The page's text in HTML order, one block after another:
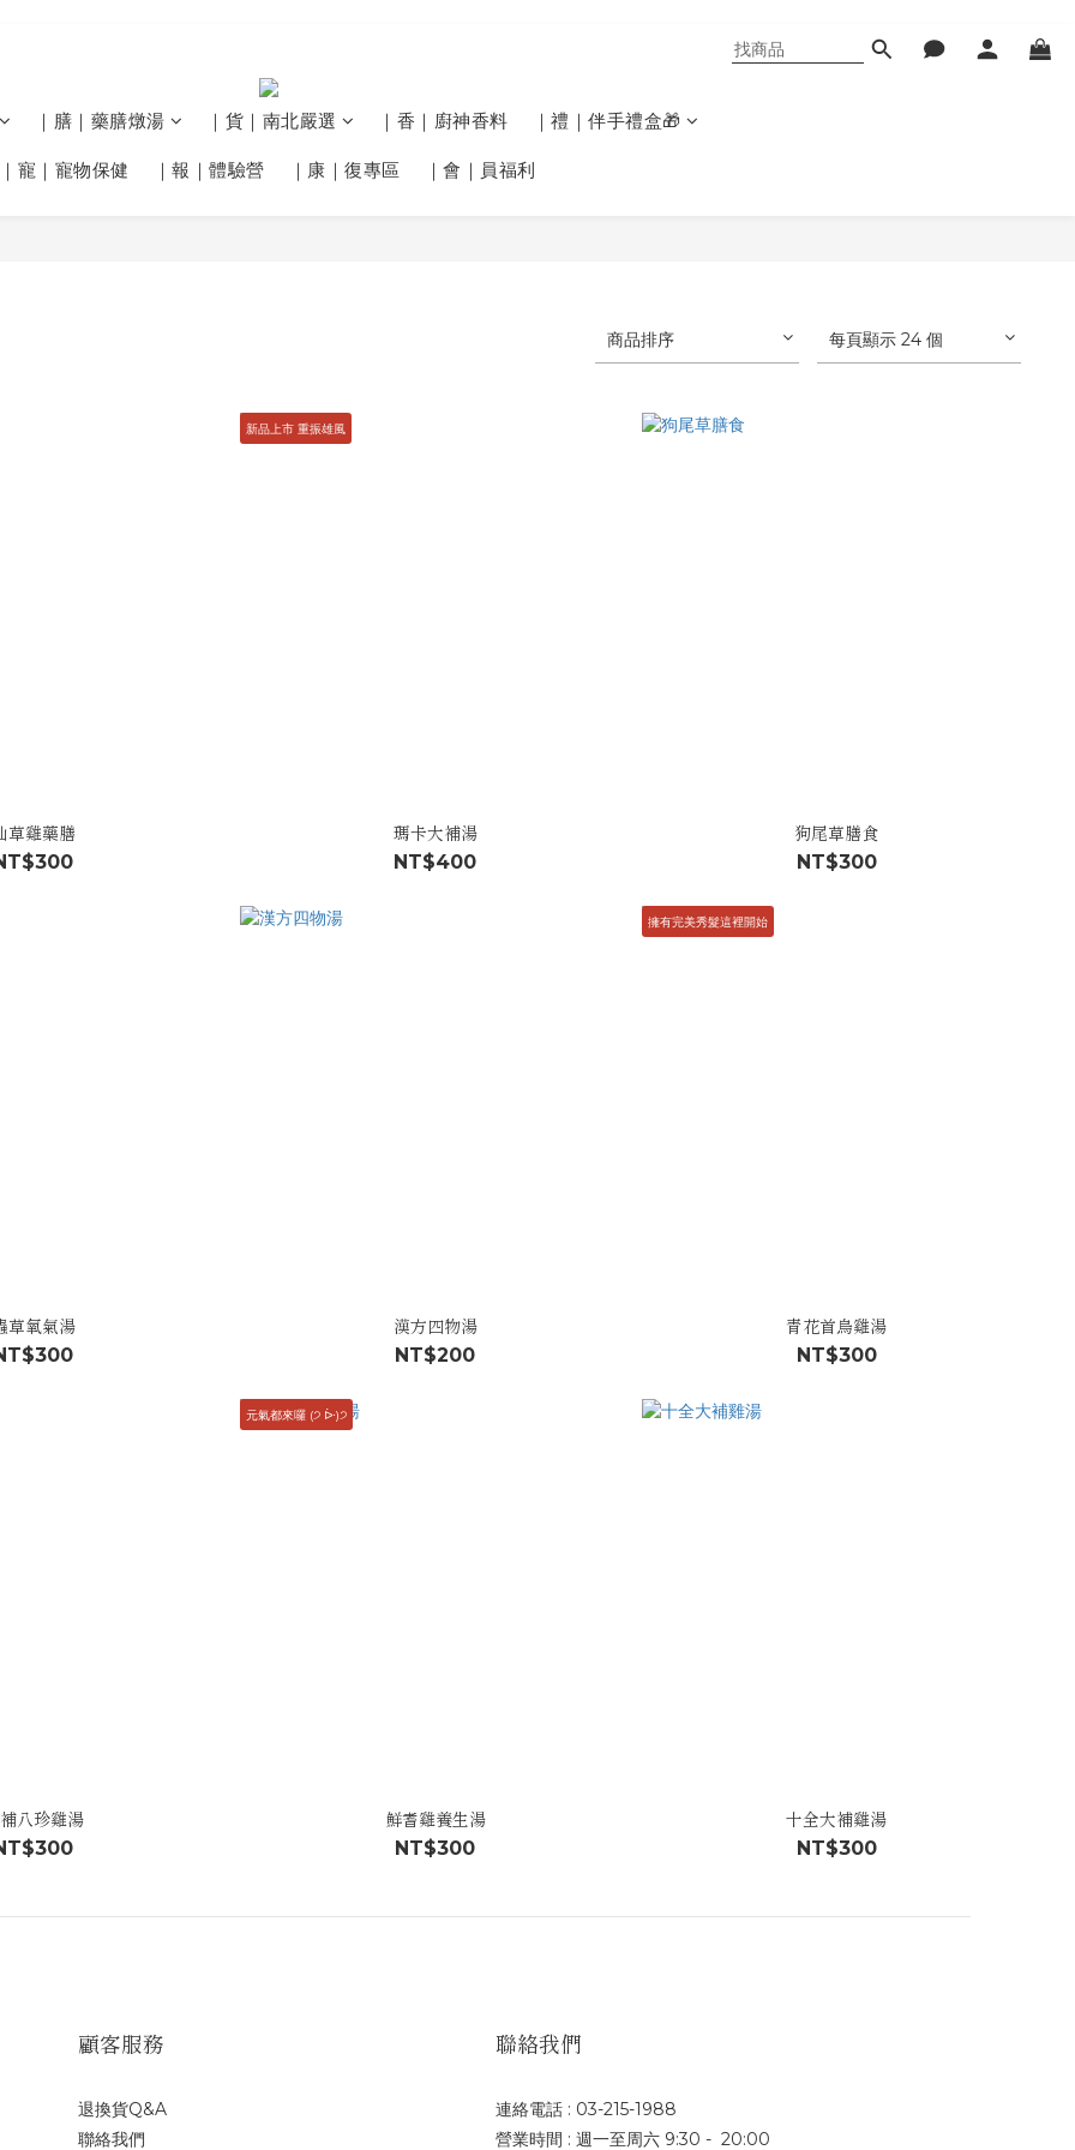
｜膳｜藥膳燉湯 ｜貨｜南北嚴選 ｜香｜廚神香料 ｜禮｜伴手禮盒🎁
｜寵｜寵物保健 ｜報｜體驗營 ｜康｜復專區 ｜會｜員福利
商品排序 每頁顯示 24 個
草雞藥膳
新品上市 重振雄風
瑪卡大補湯
NT$400
狗尾草膳食
NT$300
草氧氣湯 漢方四物湯
NT$200
擁有完美秀髮這裡開始
青花首烏雞湯
NT$300
八珍雞湯
元氣都來囉 (੭ ᐕ)੭
鮮耆雞養生湯
NT$300
十全大補雞湯
NT$300
顧客服務
退換貨Q&A
聯絡我們
聯絡我們
連絡電話 : 03-215-1988
營業時間 : 週一至周六 9:30 - 20:00